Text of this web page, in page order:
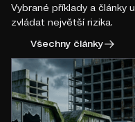
Vybrané příklady a články
zvládat největší rizika.
Všechny články